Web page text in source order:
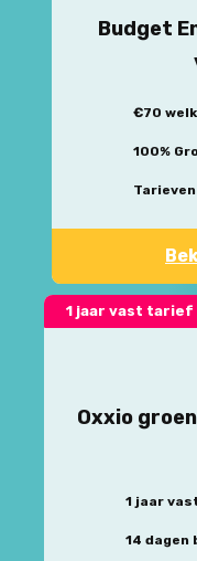
Budget
€70
100%
1 jaar vast tarief
Oxxio
1 jaar
14 dagen